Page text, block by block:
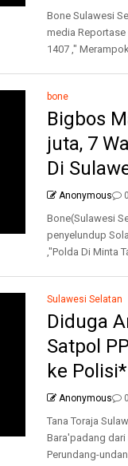
Bone Sulawesi
media
1407 ,"
bone
Bigbos
juta, 7
Di
Anonymous 0
Bone(Sulawesi
penyelundup
,"Polda Di Minta
Sulawesi Selatan
Diduga
Satpol
ke Polisi*
Anonymous 0
Tana Toraja
Bara'padang
Perundang-